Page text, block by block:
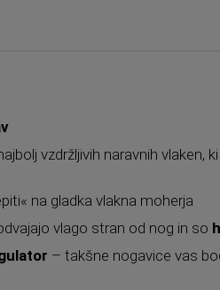
vzdržljivih naravnih vlaken,
na gladka vlakna moherja
vlago stran od nog in so
– takšne nogavice vas